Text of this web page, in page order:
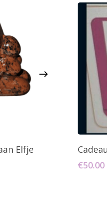
Winkelwagen
Elfje
€50.00